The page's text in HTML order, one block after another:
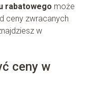
rabatowego może
ceny zwracanych
w
ceny w